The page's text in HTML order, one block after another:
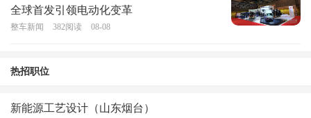
全球首发引领电动化变革
整车新闻 382阅读 08-08
热招职位
新能源工艺设计（山东烟台）